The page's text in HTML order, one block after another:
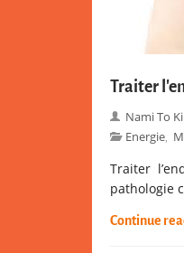
Traiter
Nami To Ki
Energie
Traiter
pathologie
Continue